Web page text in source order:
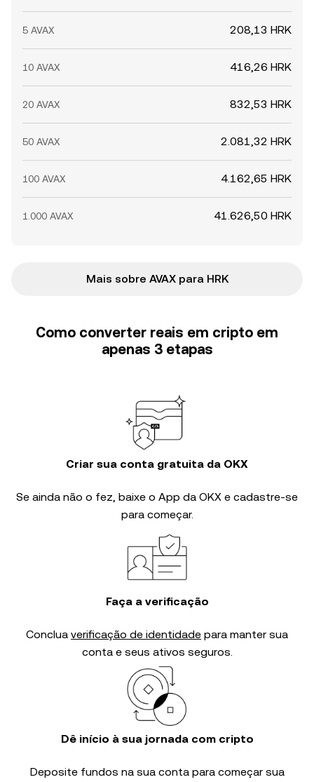
5 AVAX 208,13 HRK
10 AVAX 416,26 HRK
20 AVAX 832,53 HRK
50 AVAX 2.081,32 HRK
100 AVAX 4.162,65 HRK
1.000 AVAX 41.626,50 HRK
Mais sobre AVAX para HRK
Como converter reais em cripto em
apenas 3 etapas
Criar sua conta gratuita da OKX
Se ainda não o fez, baixe o App da OKX e cadastre-se
para começar.
Faça a verificação
Conclua verificação de identidade para manter sua
conta e seus ativos seguros.
Dê início à sua jornada com cripto
Deposite fundos na sua conta para começar sua